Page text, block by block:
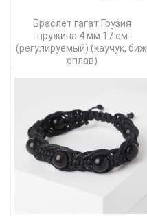
Браслет гагат Грузия
пружина 4 мм 17 см
(регулируемый) (каучук, биж.
сплав)